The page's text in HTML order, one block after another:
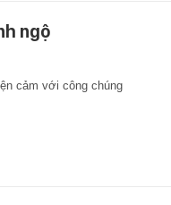
ngộ
cảm với công chúng